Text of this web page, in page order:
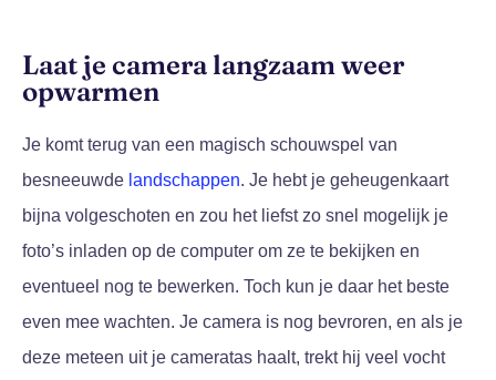
Laat je camera langzaam weer
opwarmen
Je komt terug van een magisch schouwspel van
besneeuwde landschappen. Je hebt je geheugenkaart
bijna volgeschoten en zou het liefst zo snel mogelijk je
foto’s inladen op de computer om ze te bekijken en
eventueel nog te bewerken. Toch kun je daar het beste
even mee wachten. Je camera is nog bevroren, en als je
deze meteen uit je cameratas haalt, trekt hij veel vocht